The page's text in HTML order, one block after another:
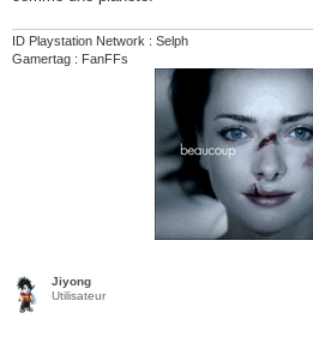
ID Playstation Network : Selph
Gamertag : FanFFs
Jiyong
Utilisateur